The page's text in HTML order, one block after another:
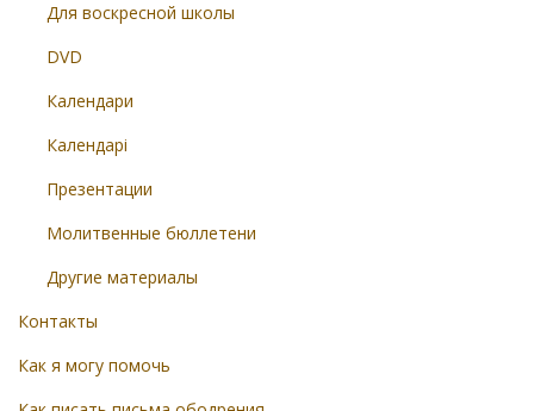
Для воскресной школы
DVD
Календари
Календарі
Презентации
Молитвенные бюллетени
Другие материалы
Контакты
Как я могу помочь